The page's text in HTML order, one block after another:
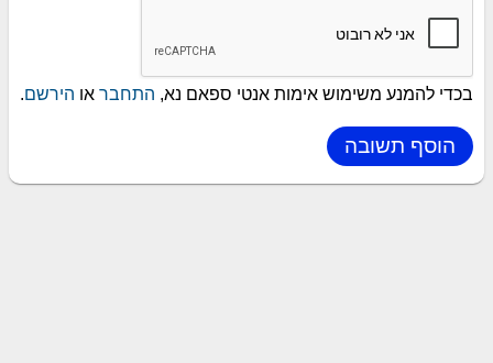
בכדי להמנע משימוש אימות אנטי ספאם נא, התחבר או הירשם.